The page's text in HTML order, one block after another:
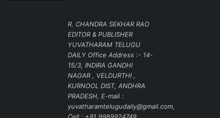
R. CHANDRA SEKHAR RAO
EDITOR & PUBLISHER
YUVATHARAM TELUGU
DAILY Office Address :- 14-
15/3, INDIRA GANDHI
NAGAR , VELDURTHI ,
KURNOOL DIST, ANDHRA
PRADESH, E-mail :
yuvatharamtelugudaily@gmail.com,